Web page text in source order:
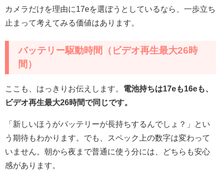
カメラだけを理由に17eを選ぼうとしているなら、一歩立ち
止まって考えてみる価値はあります。
バッテリー駆動時間（ビデオ再生最大26時
間）
ここも、はっきりお伝えします。 電池持ちは17eも16eも、
ビデオ再生最大26時間で同じです。
「新しいほうがバッテリーが長持ちするんでしょ？」とい
う期待もわかります。でも、スペック上の数字は変わって
いません。朝から夜まで普通に使う分には、どちらも安心
感があります。